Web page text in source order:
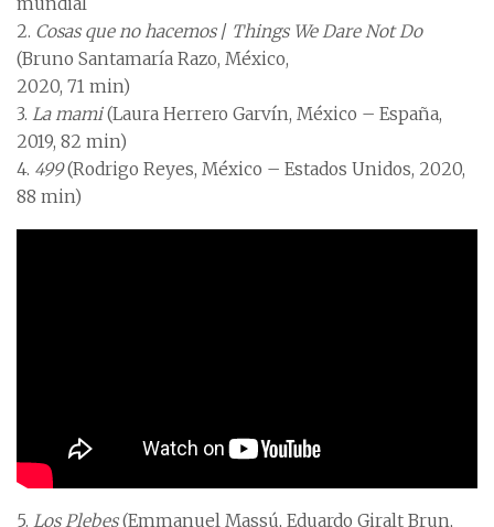
2. Cosas que no hacemos/ Things We Dare Not Do
(Bruno Santamaría Razo, México,
2020, 71 min)
3. La mami(Laura Herrero Garvín, México – España,
2019, 82 min)
4. 499(Rodrigo Reyes, México – Estados Unidos, 2020,
88 min)
5. Los Plebes(Emmanuel Massú, Eduardo Giralt Brun,